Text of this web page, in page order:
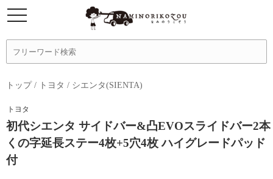
トップ/ トヨタ / シエンタ(SIENTA)
トヨタ
初代シエンタ サイドバー&凸EVOスライドバー2本
くの字延長ステー4枚+5穴4枚 ハイグレードパッド
付